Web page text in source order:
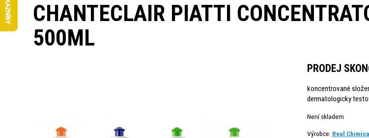
CHANTECLAIR PIATTI
500ML
PRODEJ
koncentrované
dermatologicky
Není skladem
Výrobce: Real